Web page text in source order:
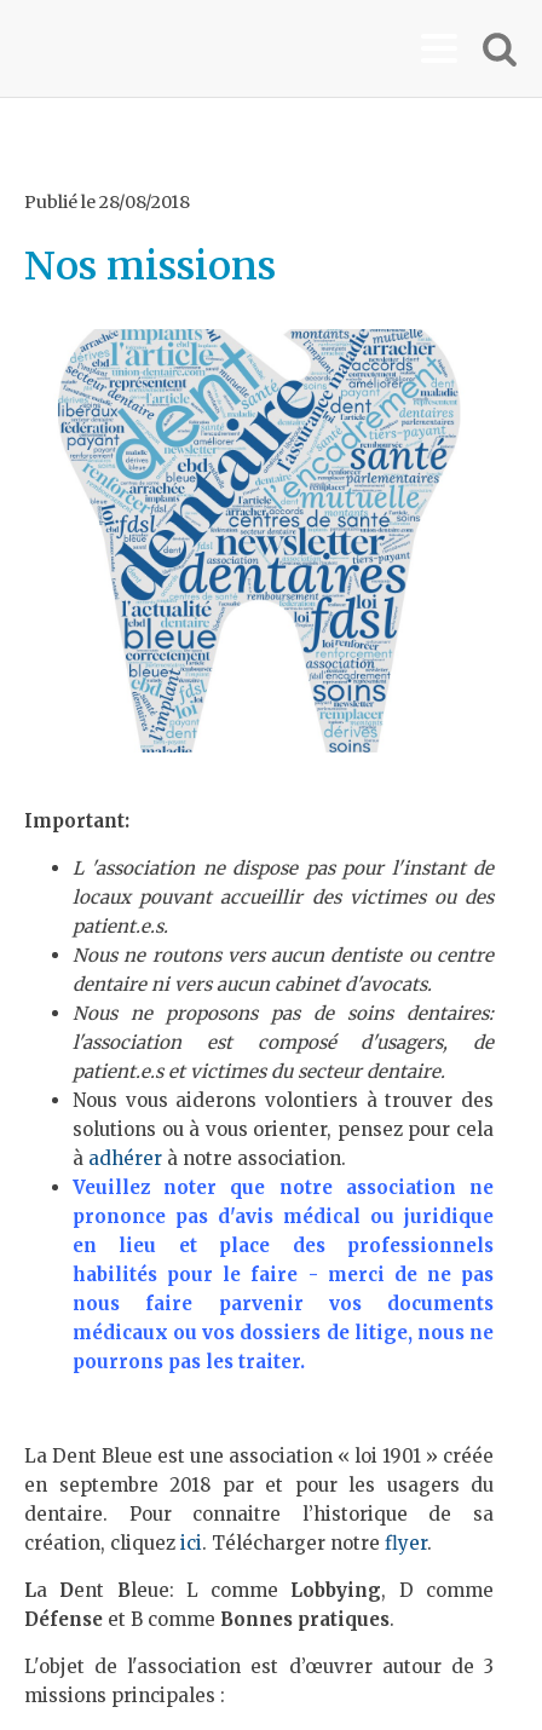
Publié le28/08/2018
Nos missions
Important:
L 'association ne dispose pas pour l'instant de
locaux pouvant accueillir des victimes ou des
patient.e.s.
Nous ne routons vers aucun dentiste ou centre
dentaire ni vers aucun cabinet d'avocats.
Nous ne proposons pas de soins dentaires:
l'association est composé d'usagers, de
patient.e.s et victimes du secteur dentaire.
Nous vous aiderons volontiers à trouver des
solutions ou à vous orienter, pensez pour cela
à adhérer à notre association.
Veuillez noter que notre association ne
prononce pas d'avis médical ou juridique
en lieu et place des professionnels
habilités pour le faire - merci de ne pas
nous faire parvenir vos documents
médicaux ou vos dossiers de litige, nous ne
pourrons pas les traiter.
La Dent Bleue est une association « loi 1901 » créée
en septembre 2018 par et pour les usagers du
dentaire. Pour connaitre l’historique de sa
création, cliquez ici. Télécharger notre flyer.
La Dent Bleue: L comme Lobbying, D comme
Défense et B comme Bonnes pratiques.
L'objet de l'association est d’œuvrer autour de 3
missions principales :